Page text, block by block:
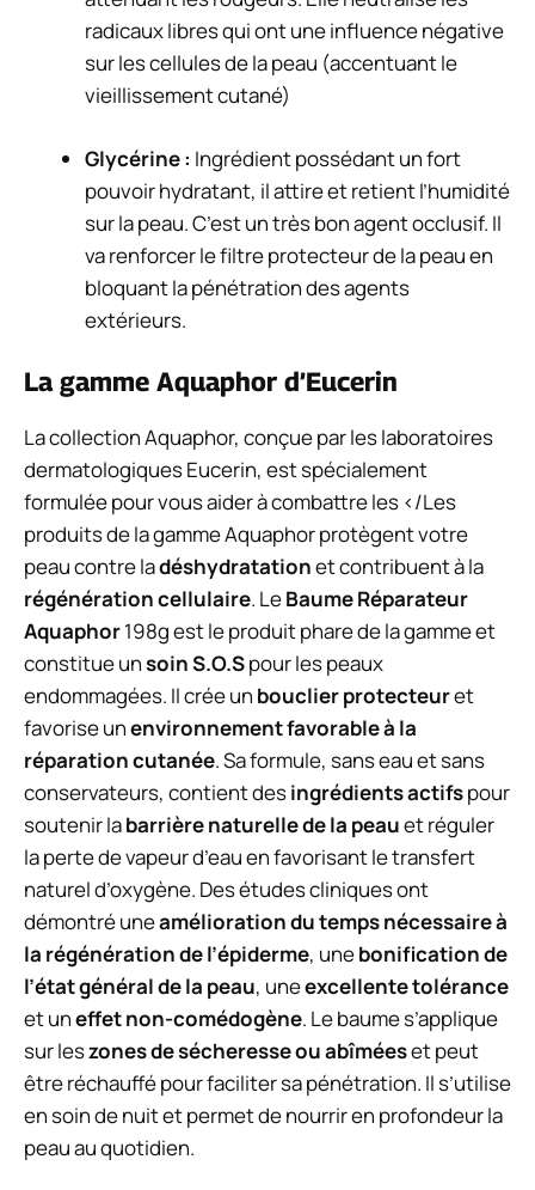
radicaux libres qui ont une influence négative
sur les cellules de la peau (accentuant le
vieillissement cutané)
Glycérine : Ingrédient possédant un fort
pouvoir hydratant, il attire et retient l’humidité
sur la peau. C’est un très bon agent occlusif. Il
va renforcer le filtre protecteur de la peau en
bloquant la pénétration des agents
extérieurs.
La gamme Aquaphor d’Eucerin
Lacollection Aquaphor, conçue par les laboratoires
dermatologiques Eucerin, est spécialement
formulée pour vous aider à combattre les </Les
produits de la gamme Aquaphor protègent votre
peau contre ladéshydratationet contribuent à la
régénération cellulaire. LeBaume Réparateur
Aquaphor198g est le produit phare de la gamme et
constitue unsoin S.O.Spour les peaux
endommagées. Il crée un bouclier protecteuret
favorise unenvironnement favorable à la
réparation cutanée. Sa formule, sans eau et sans
conservateurs, contient desingrédients actifspour
soutenir labarrière naturelle de la peauet réguler
la perte de vapeur d’eau en favorisant le transfert
naturel d’oxygène. Des études cliniques ont
démontré uneamélioration du temps nécessaire à
la régénération de l’épiderme, unebonification de
l’état général de la peau, uneexcellente tolérance
et uneffet non-comédogène. Le baume s’applique
sur leszones de sécheresse ou abîméeset peut
être réchauffé pour faciliter sa pénétration. Il s’utilise
en soin de nuit et permet de nourrir en profondeur la
peau au quotidien.